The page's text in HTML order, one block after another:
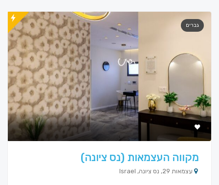
גברים
מקווה העצמאות (נס ציונה)
עצמאות 29, נס ציונה, Israel